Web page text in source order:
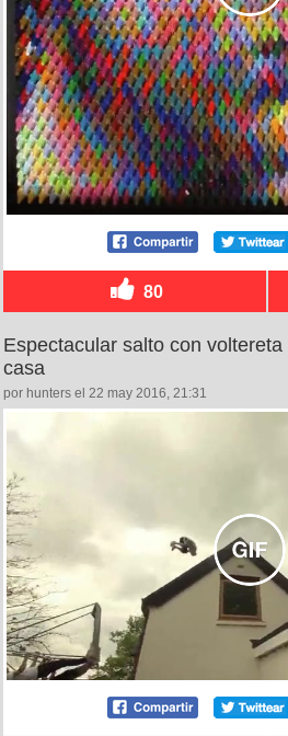
80
Espectacular salto con
casa
por hunters el 22 may 2016, 21:31